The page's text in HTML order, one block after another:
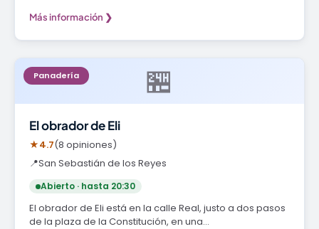
Más información ❯
🏪
Panadería
El obrador de Eli
★4.7(8 opiniones)
📍San Sebastián de los Reyes
Abierto · hasta 20:30
El obrador de Eli está en la calle Real, justo a dos pasos
de la plaza de la Constitución, en una…